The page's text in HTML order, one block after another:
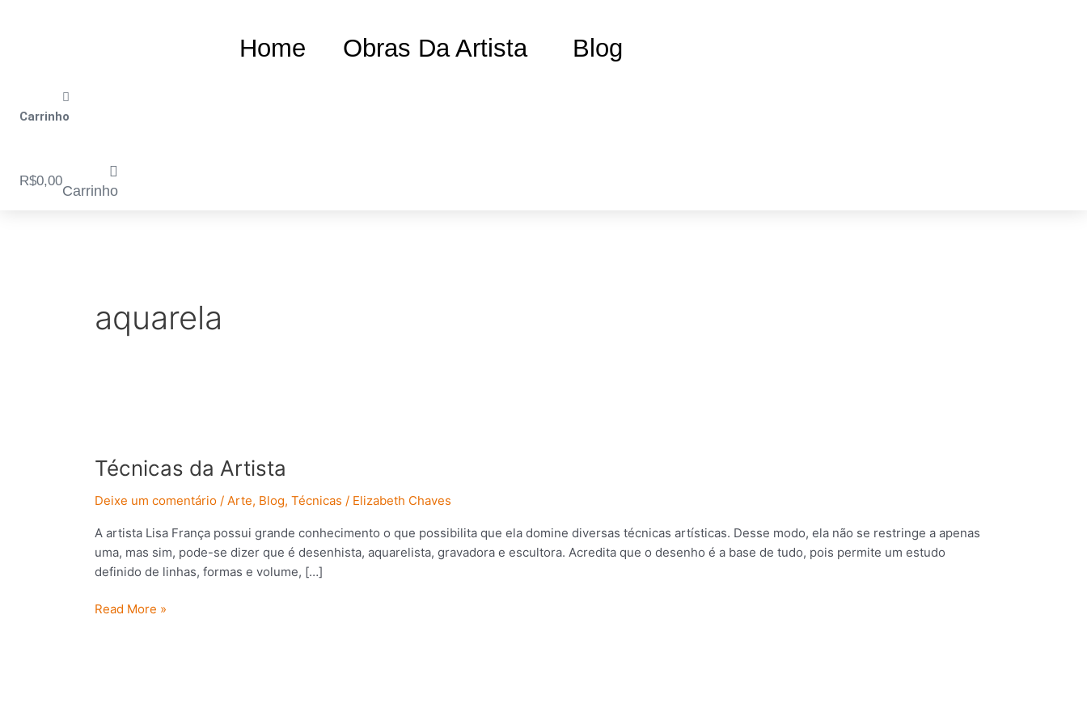
Home Obras Da Artista Blog
Carrinho
R$0,00
Carrinho
aquarela
Técnicas da Artista
Deixe um comentário / Arte, Blog, Técnicas / Elizabeth Chaves
A artista Lisa França possui grande conhecimento o que possibilita que ela domine diversas técnicas artísticas. Desse modo, ela não se restringe a apenas
uma, mas sim, pode-se dizer que é desenhista, aquarelista, gravadora e escultora. Acredita que o desenho é a base de tudo, pois permite um estudo
definido de linhas, formas e volume, […]
Artista
Read More »